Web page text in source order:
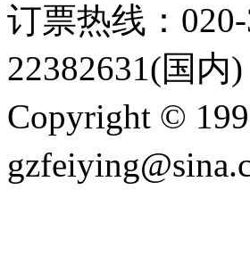
订票热线：
22382631(国内
Copyright ©